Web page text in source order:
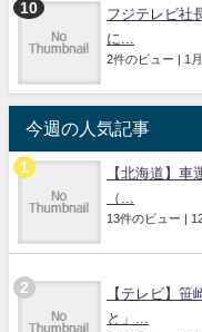
フジテレビ社
に...
2件のビュー | 1
今週の人気記事
【北海道】
（...
13件のビュー |
【テレビ】笹
と」...